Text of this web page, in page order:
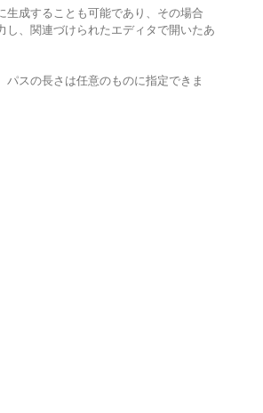
生成することも可能であり、その場合
し、関連づけられたエディタで開いたあ
パスの長さは任意のものに指定できま